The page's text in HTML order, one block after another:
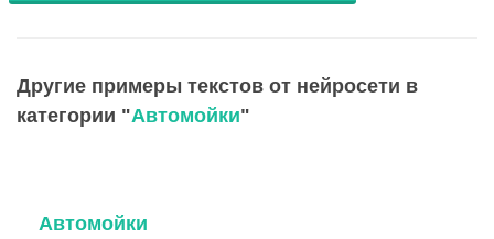
Другие примеры текстов от нейросети в
категории "Автомойки"
Автомойки